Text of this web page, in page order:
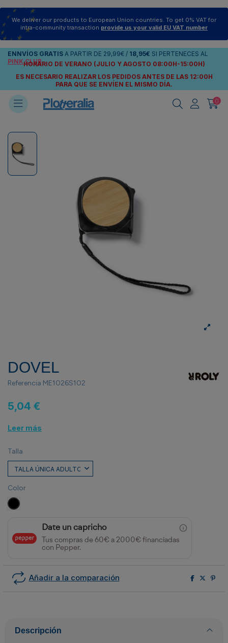
We deliver our products to European Union countries. To get 0% VAT for
intra-community transaction provide us your valid EU VAT number
ENNVÍOS GRATIS A PARTIR DE 29,99€ / 18,95€ SI PERTENECES AL
PINK CLUB
HORARIO DE VERANO (JULIO Y AGOSTO 08:00H-15:00H)
ES NECESARIO REALIZAR LOS PEDIDOS ANTES DE LAS 12:00H
PARA QUE SE ENVÍEN EL MISMO DÍA.
0
DOVEL
Referencia ME1026S102
5,04 €
Leer más
Talla
Color
NEGRO
Date un capricho
Tus compras de 60€ a 2000€ financiadas
con Pepper.
Añadir a la comparación
Descripción